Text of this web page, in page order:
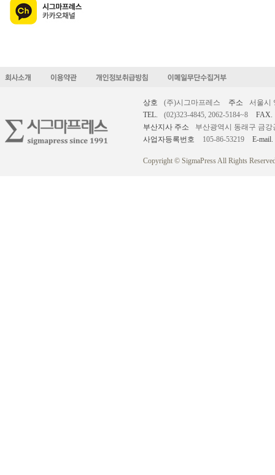
상호 (주)시그마프레스 주소
서울시
TEL.
(02)323-4845, 2062-5184~8
FAX.
부산지사 주소
부산광역시 동래구 금강
사업자등록번호
105-86-53219 E-mail.
Copyright © SigmaPress All Rights